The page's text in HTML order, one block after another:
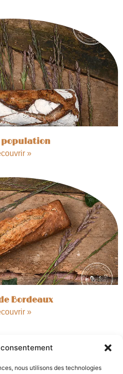
nous utilisons des technologies
population
»
Bordeaux
»